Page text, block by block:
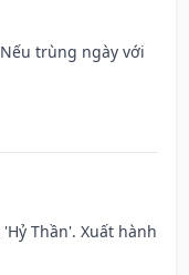
trùng ngày với
Thần'. Xuất hành